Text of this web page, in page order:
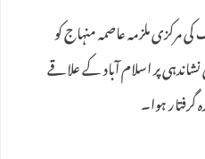
ملزمہ عاصمہ منہاج کو
پر اسلام آباد کے علاقے
ہوا۔